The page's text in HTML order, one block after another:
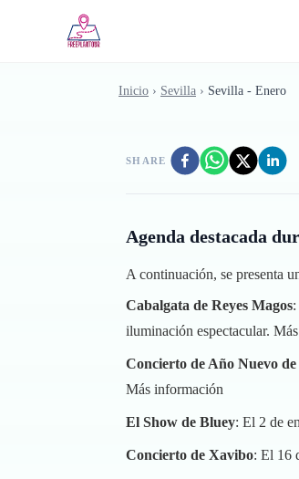
Inicio › Sevilla › Sevilla - Enero
SHARE
Agenda destacada
A continuación, se presenta
Cabalgata de Reyes Magos
iluminación espectacular.
Concierto de Año Nuevo
Más información
El Show de Bluey: El 2 de
Concierto de Xavibo: El 16